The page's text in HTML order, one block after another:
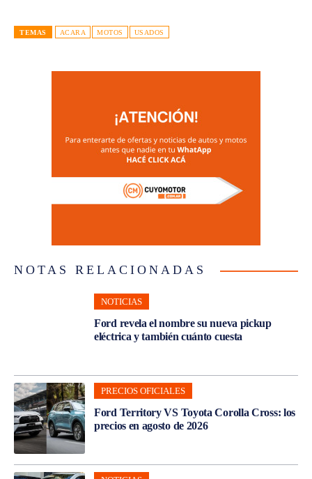
TEMAS ACARA MOTOS USADOS
NOTAS RELACIONADAS
NOTICIAS
Ford revela el nombre su nueva pickup
eléctrica y también cuánto cuesta
PRECIOS OFICIALES
Ford Territory VS Toyota Corolla Cross: los
precios en agosto de 2026